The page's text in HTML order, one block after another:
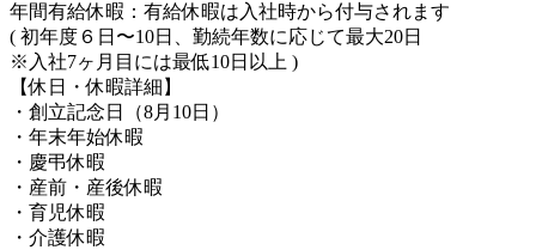
年間有給休暇：有給休暇は入社時から付与されます
( 初年度６⽇〜10⽇、勤続年数に応じて最⼤20⽇
※入社7ヶ月目には最低10日以上 )
【休日・休暇詳細】
・創立記念日（8月10日）
・年末年始休暇
・慶弔休暇
・産前・産後休暇
・育児休暇
・介護休暇